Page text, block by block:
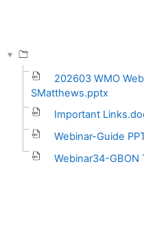
202603 WMO
SMatthews.pptx
Important
Webinar-Guide
Webinar34-